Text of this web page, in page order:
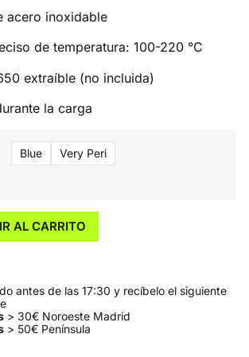
acero inoxidable
de temperatura: 100-220 °C
extraíble (no incluida)
la carga
Blue Very Peri
AL CARRITO
antes de las 17:30 y recíbelo el siguiente
> 30€ Noroeste Madrid
> 50€ Península